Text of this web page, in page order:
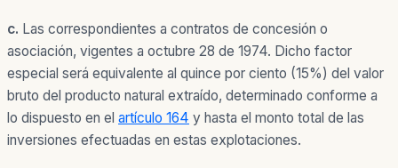
c. Las correspondientes a contratos de concesión o
asociación, vigentes a octubre 28 de 1974. Dicho factor
especial será equivalente al quince por ciento (15%) del valor
bruto del producto natural extraído, determinado conforme a
lo dispuesto en el artículo 164 y hasta el monto total de las
inversiones efectuadas en estas explotaciones.